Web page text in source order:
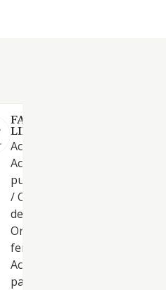
FARO LAB DIGITAL
LIMITADA.
Actividad principal: 73.11 /
Actividades de las agencias de
publicidad. Otras actividades:
/ Otras actividades de
de gestión empresarial,
Organización de
ferias de muestras, 74.91 /
Actividades de los agentes de
patentes y de los servicios de